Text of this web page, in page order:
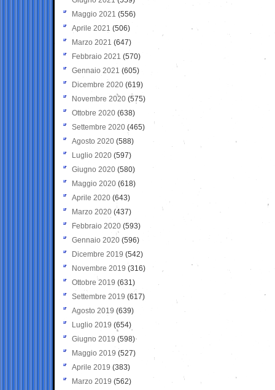
Maggio 2021 (556)
Aprile 2021 (506)
Marzo 2021 (647)
Febbraio 2021 (570)
Gennaio 2021 (605)
Dicembre 2020 (619)
Novembre 2020 (575)
Ottobre 2020 (638)
Settembre 2020(465)
Agosto 2020 (588)
Luglio 2020 (597)
Giugno 2020 (580)
Maggio 2020 (618)
Aprile 2020 (643)
Marzo 2020 (437)
Febbraio 2020 (593)
Gennaio 2020 (596)
Dicembre 2019 (542)
Novembre 2019 (316)
Ottobre 2019 (631)
Settembre 2019 (617)
Agosto 2019 (639)
Luglio 2019 (654)
Giugno 2019 (598)
Maggio 2019 (527)
Aprile 2019 (383)
Marzo 2019 (562)